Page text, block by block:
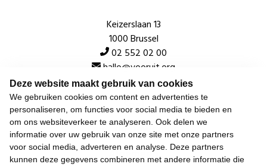
Deze website maakt gebruik van cookies
We gebruiken cookies om content en advertenties te
personaliseren, om functies voor social media te bieden en
om ons websiteverkeer te analyseren. Ook delen we
informatie over uw gebruik van onze site met onze partners
voor social media, adverteren en analyse. Deze partners
kunnen deze gegevens combineren met andere informatie die
Keizerslaan 13
1000 Brussel
02 552 02 00
hallo@vooruit.org
Snel
Over de beweging
Algemeen